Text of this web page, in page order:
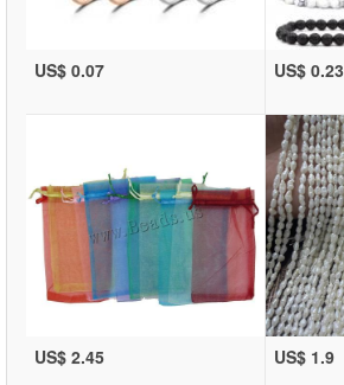
US$ 0.07 US$ 0.23
US$ 2.45 US$ 1.9